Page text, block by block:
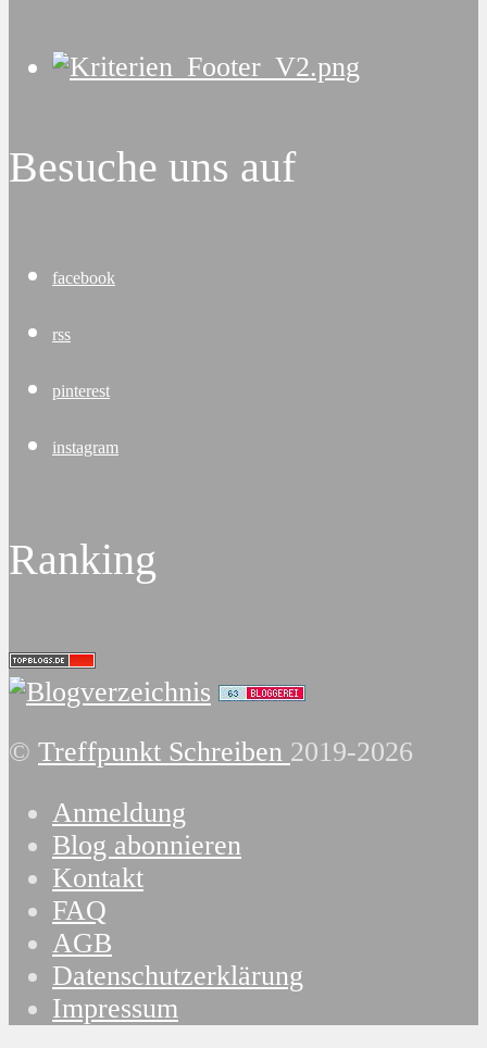
Besuche uns auf
facebook
rss
pinterest
instagram
Ranking
© Treffpunkt Schreiben 2019-2026
Anmeldung
Blog abonnieren
Kontakt
FAQ
AGB
Datenschutzerklärung
Impressum